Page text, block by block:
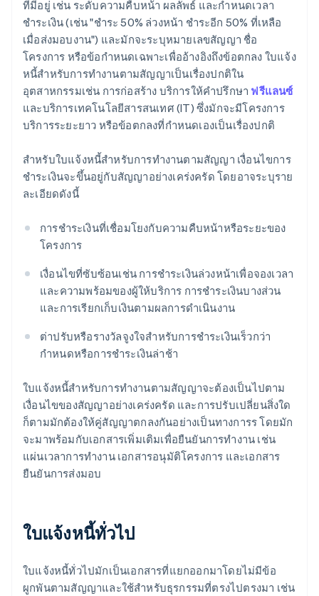
ที่มีอยู่ เช่น ระดับความคืบหน้า ผลลัพธ์ และกำหนดเวลา
ชำระเงิน (เช่น "ชำระ 50% ล่วงหน้า ชำระอีก 50% ที่เหลือ
เมื่อส่งมอบงาน") และมักจะระบุหมายเลขสัญญา ชื่อ
โครงการ หรือข้อกำหนดเฉพาะเพื่ออ้างอิงถึงข้อตกลง ใบแจ้ง
หนี้สำหรับการทำงานตามสัญญาเป็นเรื่องปกติใน
อุตสาหกรรมเช่น การก่อสร้าง บริการให้คำปรึกษา ฟรีแลนซ์
และบริการเทคโนโลยีสารสนเทศ (IT) ซึ่งมักจะมีโครงการ
บริการระยะยาว หรือข้อตกลงที่กำหนดเองเป็นเรื่องปกติ
สำหรับใบแจ้งหนี้สำหรับการทำงานตามสัญญา เงื่อนไขการ
ชำระเงินจะขึ้นอยู่กับสัญญาอย่างเคร่งครัด โดยอาจระบุราย
ละเอียดดังนี้
การชำระเงินที่เชื่อมโยงกับความคืบหน้าหรือระยะของ
โครงการ
เงื่อนไขที่ซับซ้อนเช่น การชำระเงินล่วงหน้าเพื่อจองเวลา
และความพร้อมของผู้ให้บริการ การชำระเงินบางส่วน
และการเรียกเก็บเงินตามผลการดำเนินงาน
ต่าปรับหรือรางวัลจูงใจสำหรับการชำระเงินเร็วกว่า
กำหนดหรือการชำระเงินล่าช้า
ใบแจ้งหนี้สำหรับการทำงานตามสัญญาจะต้องเป็นไปตาม
เงื่อนไขของสัญญาอย่างเคร่งครัด และการปรับเปลี่ยนสิ่งใด
ก็ตามมักต้องให้คู่สัญญาตกลงกันอย่างเป็นทางการร โดยมัก
จะมาพร้อมกับเอกสารเพิ่มเติมเพื่อยืนยันการทำงาน เช่น
แผ่นเวลาการทำงาน เอกสารอนุมัติโครงการ และเอกสาร
ยืนยันการส่งมอบ
ใบแจ้งหนี้ทั่วไป
ใบแจ้งหนี้ทั่วไปมักเป็นเอกสารที่แยกออกมาโดยไม่มีข้อ
ผูกพันตามสัญญาและใช้สำหรับธุรกรรมที่ตรงไปตรงมา เช่น